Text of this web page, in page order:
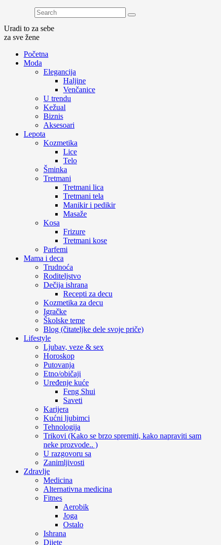
Uradi to za sebe
za sve žene
Početna
Moda
Elegancija
Haljine
Venčanice
U trendu
Kežual
Biznis
Aksesoari
Lepota
Kozmetika
Lice
Telo
Šminka
Tretmani
Tretmani lica
Tretmani tela
Manikir i pedikir
Masaže
Kosa
Frizure
Tretmani kose
Parfemi
Mama i deca
Trudnoća
Roditeljstvo
Dečija ishrana
Recepti za decu
Kozmetika za decu
Igračke
Školske teme
Blog (čitateljke dele svoje priče)
Lifestyle
Ljubav, veze & sex
Horoskop
Putovanja
Etno/običaji
Uređenje kuće
Feng Shui
Saveti
Karijera
Kućni ljubimci
Tehnologija
Trikovi (Kako se brzo spremiti, kako napraviti sam
neke prozvode.. )
U razgovoru sa
Zanimljivosti
Zdravlje
Medicina
Alternativna medicina
Fitnes
Aerobik
Joga
Ostalo
Ishrana
Dijete